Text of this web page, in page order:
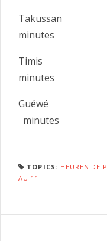
minutes
Timis
minutes
Guéwé
minutes
TOPICS: HEURES DE
AU 11